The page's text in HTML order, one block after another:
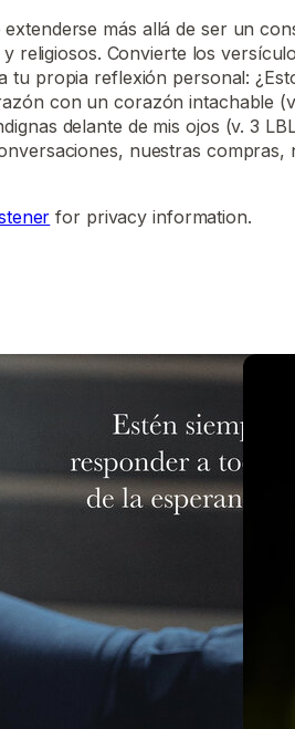
extenderse más allá de ser un
religiosos. Convierte los
tu propia reflexión personal:
con un corazón intachable
delante de mis ojos (v. 3
nuestras compras,
for privacy information.